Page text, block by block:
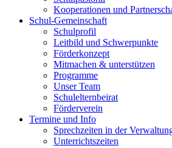
Kooperationen und
Schul-Gemeinschaft
Schulprofil
Leitbild und Schwerpunkte
Förderkonzept
Mitmachen & unterstützen
Programme
Unser Team
Schulelternbeirat
Förderverein
Termine und Info
Sprechzeiten in der
Unterrichtszeiten